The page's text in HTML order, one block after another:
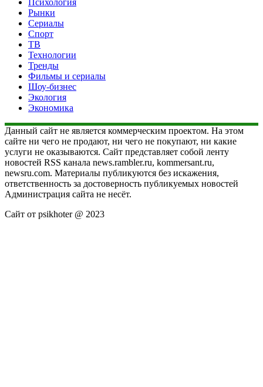
Психология
Рынки
Сериалы
Спорт
ТВ
Технологии
Тренды
Фильмы и сериалы
Шоу-бизнес
Экология
Экономика
Данный сайт не является коммерческим проектом. На этом
сайте ни чего не продают, ни чего не покупают, ни какие
услуги не оказываются. Сайт представляет собой ленту
новостей RSS канала news.rambler.ru, kommersant.ru,
newsru.com. Материалы публикуются без искажения,
ответственность за достоверность публикуемых новостей
Администрация сайта не несёт.
Сайт от psikhoter @ 2023